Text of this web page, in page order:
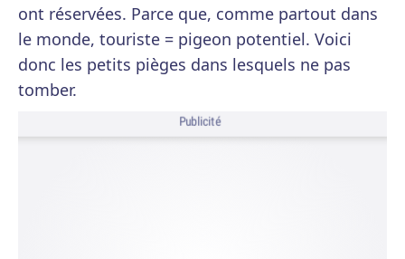
ont réservées. Parce que, comme partout dans
le monde, touriste = pigeon potentiel. Voici
donc les petits pièges dans lesquels ne pas
tomber.
Publicité